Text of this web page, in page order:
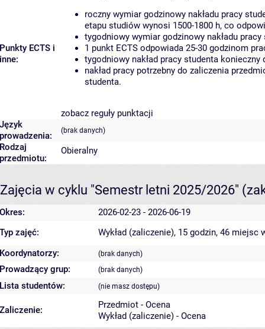
Punkty ECTS i
inne:
roczny wymiar godzinowy nakładu pracy
etapu studiów wynosi 1500-1800 h, co
tygodniowy wymiar godzinowy nakładu
1 punkt ECTS odpowiada 25-30 godzinom
tygodniowy nakład pracy studenta
nakład pracy potrzebny do zaliczenia
studenta.
zobacz reguły punktacji
Język
prowadzenia:
(brak danych)
Rodzaj
przedmiotu:
Obieralny
Zajęcia w cyklu "Semestr letni 2025/2026"
Okres:
2026-02-23 - 2026-06-19
Typ zajęć:
Wykład (zaliczenie), 15 godzin, 46 miejsc
Koordynatorzy:
(brak danych)
Prowadzący grup: (brak danych)
Lista studentów: (nie masz dostępu)
Zaliczenie:
Przedmiot - Ocena
Wykład (zaliczenie) - Ocena